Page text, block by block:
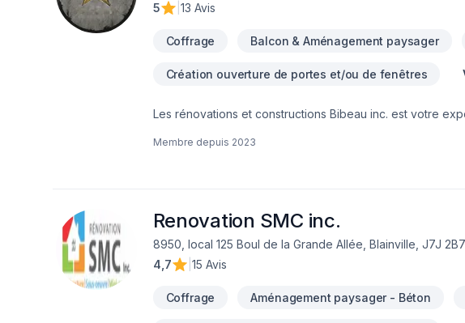
5
13 Avis
Coffrage Balcon & Aménagement paysager
Création ouverture de portes et/ou de fenêtres
Les rénovations et constructions Bibeau inc. est votre
Salle de bain, Sous-sol dans les secteurs de Centre du
Membre depuis 2023
Renovation SMC inc.
8950, local 125 Boul de la Grande Allée, Blainville, J7J 2B7
4,7
15 Avis
Coffrage Aménagement paysager - Béton